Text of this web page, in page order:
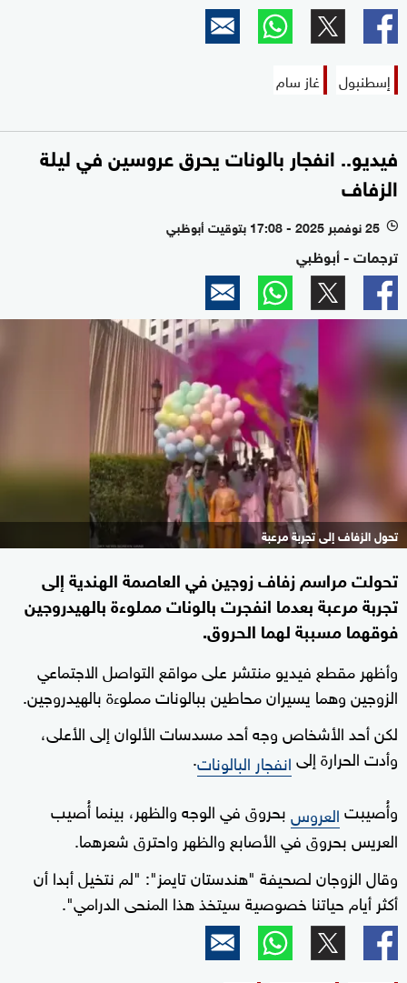
إسطنبول غاز سام
فيديو.. انفجار بالونات يحرق عروسين في ليلة
الزفاف
l 25 نوفمبر 2025 - 17:08 بتوقيت أبوظبي
ترجمات - أبوظبي
تحول الزفاف إلى تجربة مرعبة
تحولت مراسم زفاف زوجين في العاصمة الهندية إلى
تجربة مرعبة بعدما انفجرت بالونات مملوءة بالهيدروجين
فوقهما مسببة لهما الحروق.
وأظهر مقطع فيديو منتشر على مواقع التواصل الاجتماعي
الزوجين وهما يسيران محاطين ببالونات مملوءة بالهيدروجين.
لكن أحد الأشخاص وجه أحد مسدسات الألوان إلى الأعلى،
وأدت الحرارة إلىانفجار البالونات.
وأُصيبتالعروسبحروق في الوجه والظهر، بينما أُصيب
العريس بحروق في الأصابع والظهر واحترق شعرهما.
وقال الزوجان لصحيفة "هندستان تايمز": "لم نتخيل أبدا أن
أكثر أيام حياتنا خصوصية سيتخذ هذا المنحى الدرامي".